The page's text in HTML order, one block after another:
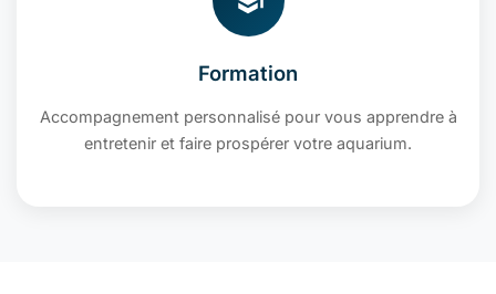
Formation
Accompagnement personnalisé pour vous apprendre à
entretenir et faire prospérer votre aquarium.